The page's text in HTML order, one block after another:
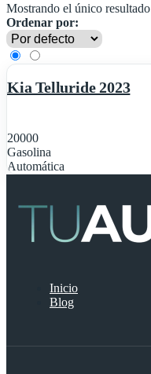
Mostrando el único resultado
Ordenar por:
Destacado
1
Kia Telluride 2023
20000
Gasolina
Automática
Inicio
Blog